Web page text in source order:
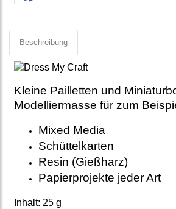
Beschreibung
Kleine Pailletten und
Modelliermasse für zum
Mixed Media
Schüttelkarten
Resin (Gießharz)
Papierprojekte jeder Art
Inhalt: 25 g